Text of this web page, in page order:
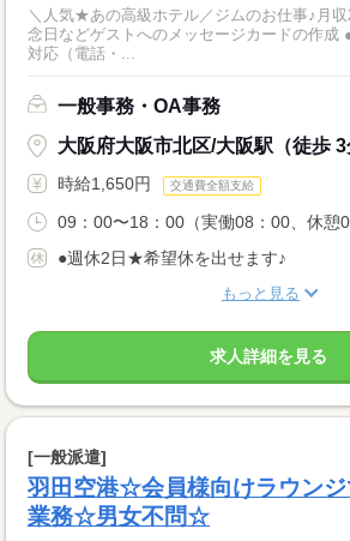
＼人気★あの高級ホテル／ジムのお仕事♪月収
念日などゲストへのメッセージカードの作成
対応（電話・...
一般事務・OA事務
大阪府大阪市北区/大阪駅（徒歩 3
時給1,650円 交通費全額支給
09：00〜18：00（実働08：00、休憩
●週休2日★希望休を出せます♪
もっと見る
求人詳細を見る
[一般派遣]
羽田空港☆会員様向けラウン
業務☆男女不問☆